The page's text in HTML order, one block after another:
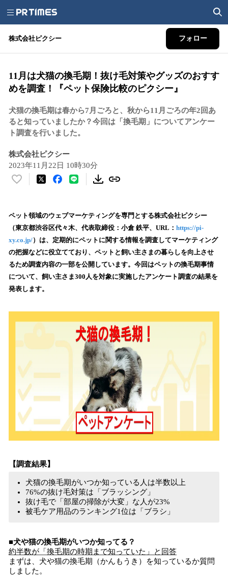
株式会社ピクシー フォロー
11月は犬猫の換毛期！抜け毛対策やグッズのおすす
めを調査！『ペット保険比較のピクシー』
犬猫の換毛期は春から7月ごろと、秋から11月ごろの年2回あ
ると知っていましたか？今回は「換毛期」についてアンケー
ト調査を行いました。
株式会社ピクシー
2023年11月22日 10時30分
い
！
数
を
読
込
み
中
す
ペット領域のウェブマーケティングを専門とする株式会社ピクシー
（東京都渋谷区代々木、代表取締役：小倉 鉄平、URL： https://pi-
xy.co.jp/）は、定期的にペットに関する情報を調査してマーケティング
の把握などに役立てており、ペットと飼い主さまの暮らしを向上させ
るため調査内容の一部を公開しています。今回はペットの換毛期事情
について、飼い主さま300人を対象に実施したアンケート調査の結果を
発表します。
【調査結果】
犬猫の換毛期がいつか知っている人は半数以上
76%の抜け毛対策は「ブラッシング」
抜け毛で「部屋の掃除が大変」な人が23%
被毛ケア用品のランキング1位は「ブラシ」
■犬や猫の換毛期がいつか知ってる？
約半数が「換毛期の時期まで知っていた」と回答
まずは、犬や猫の換毛期（かんもうき）を知っているか質問
しました。